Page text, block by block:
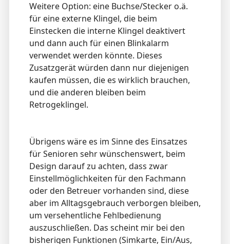
Weitere Option: eine Buchse/Stecker o.ä.
für eine externe Klingel, die beim
Einstecken die interne Klingel deaktivert
und dann auch für einen Blinkalarm
verwendet werden könnte. Dieses
Zusatzgerät würden dann nur diejenigen
kaufen müssen, die es wirklich brauchen,
und die anderen bleiben beim
Retrogeklingel.
Übrigens wäre es im Sinne des Einsatzes
für Senioren sehr wünschenswert, beim
Design darauf zu achten, dass zwar
Einstellmöglichkeiten für den Fachmann
oder den Betreuer vorhanden sind, diese
aber im Alltagsgebrauch verborgen bleiben,
um versehentliche Fehlbedienung
auszuschließen. Das scheint mir bei den
bisherigen Funktionen (Simkarte, Ein/Aus,